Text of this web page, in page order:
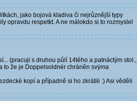
jako bojová kladiva či nejrůznější typy
opravdu respetkt. A ne málokdo si to rozmyslel
(pracuji s druhou půlí 14tého a patnáctým stol.,
to že je Doppelsoldnér chráněn svýma
kopí a případně si ho zkrátili :) Asi věděli